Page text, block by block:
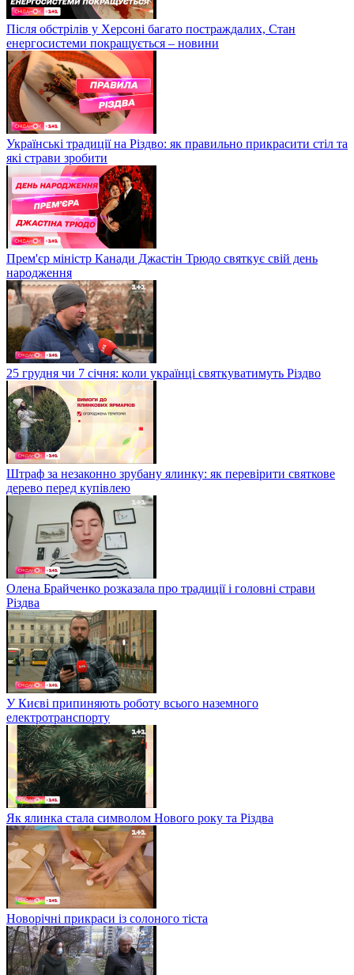
Після обстрілів у Херсоні багато постраждалих, Стан
енергосистеми покращується – новини
Українські традиції на Різдво: як правильно прикрасити стіл та
які страви зробити
Прем'єр міністр Канади Джастін Трюдо святкує свій день
народження
25 грудня чи 7 січня: коли українці святкуватимуть Різдво
Штраф за незаконно зрубану ялинку: як перевірити святкове
дерево перед купівлею
Олена Брайченко розказала про традиції і головні страви
Різдва
У Києві припиняють роботу всього наземного
електротранспорту
Як ялинка стала символом Нового року та Різдва
Новорічні прикраси із солоного тіста